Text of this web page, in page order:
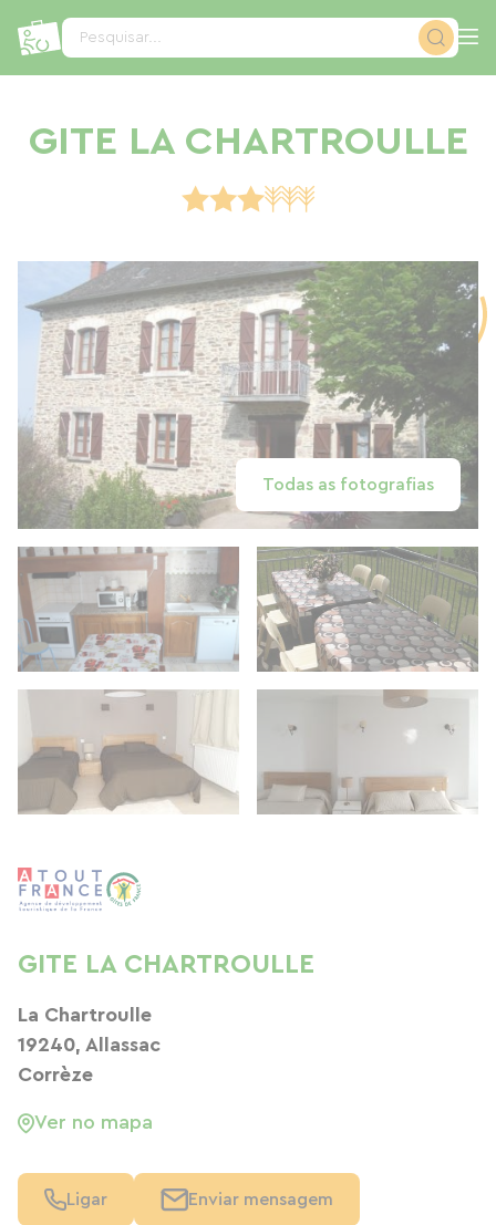
Pesquisar...
GITE LA CHARTROULLE
Todas as fotografias
GITE LA CHARTROULLE
La Chartroulle
19240, Allassac
Corrèze
Ver no mapa
Ligar Enviar mensagem
Painel de Gerenciamento de Cookies